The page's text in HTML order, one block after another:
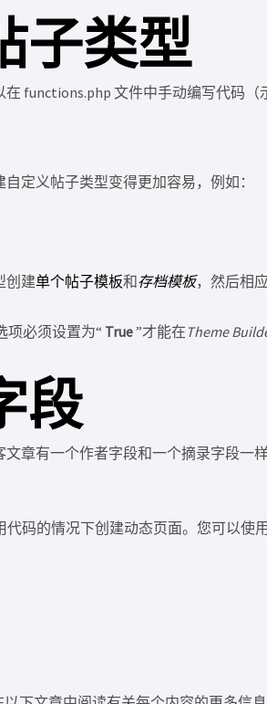
子类型
在 functions.php 文件中手动编写代码（
定义帖子类型变得更加容易，例如：
创建单个帖子模板和存档模板，然后相
项必须设置为“ True”才能在 Theme
段
章有一个作者字段和一个摘录字段一
代码的情况下创建动态页面。您可以使